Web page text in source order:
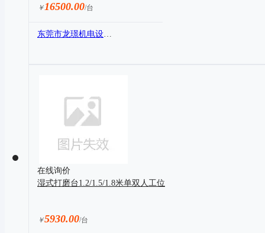
￥16500.00/台
东莞市龙璟机电设备有限公司
在线询价
湿式打磨台1.2/1.5/1.8米单双人工位
￥5930.00/台